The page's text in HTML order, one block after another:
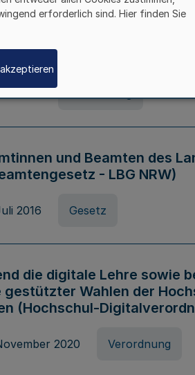
Wirtschaftsführung der
und Beamten des
- LBG NRW)
2016 Gesetz
die digitale Lehre sowie
Wahlen der
(Hochschul-
2020 Verordnung
erforderlich sind. Hier finden Sie